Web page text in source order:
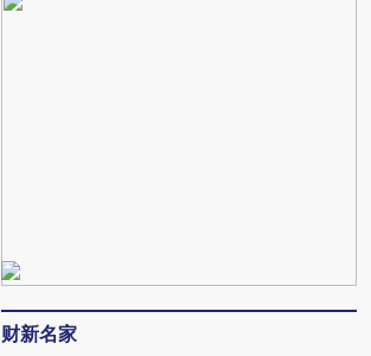
的吸金
么让中产们甘
财新名家